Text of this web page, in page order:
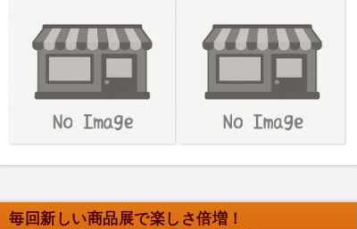
毎回新しい商品展で楽しさ倍増！